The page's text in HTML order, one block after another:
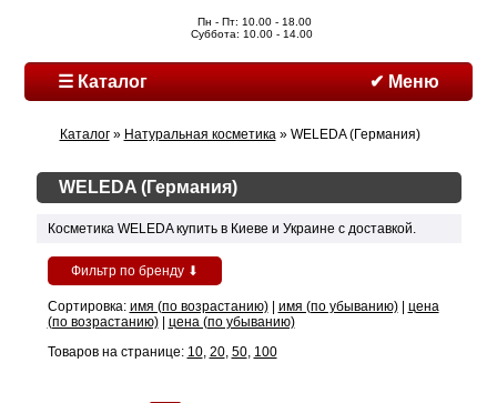
Пн - Пт: 10.00 - 18.00
Суббота: 10.00 - 14.00
☰ Каталог ✔ Меню
Каталог» Натуральная косметика» WELEDA (Германия)
WELEDA (Германия)
Косметика WELEDA купить в Киеве и Украине с доставкой.
Фильтр по бренду ⬇
Сортировка: имя (по возрастанию)| имя (по убыванию)| цена
(по возрастанию)| цена (по убыванию)
Товаров на странице: 10, 20, 50, 100